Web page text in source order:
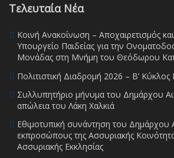
Τελευταία Νέα
Κοινή Ανακοίνωση – Αποχαιρετισμός
Υπουργείο Παιδείας για την
Μονάδας στη Μνήμη του Θεόδωρου
Πολιτιστική Διαδρομή 2026 – Β’ Κύκλος
Συλλυπητήριο μήνυμα του Δημάρχου
απώλεια του Λάκη Χαλκιά
Εθιμοτυπική συνάντηση του Δημάρχου
εκπροσώπους της Ασσυριακής
Ασσυριακής Εκκλησίας